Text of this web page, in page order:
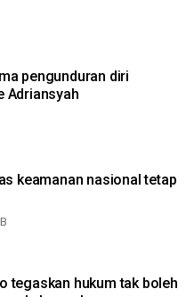
pengunduran diri
Adriansyah
keamanan nasional tetap
tegaskan hukum tak boleh